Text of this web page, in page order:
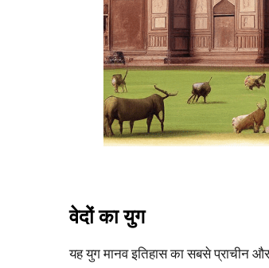
वेदों का युग
यह युग मानव इतिहास का सबसे प्राचीन